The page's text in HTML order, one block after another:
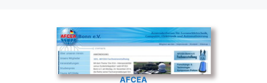
AFCEA